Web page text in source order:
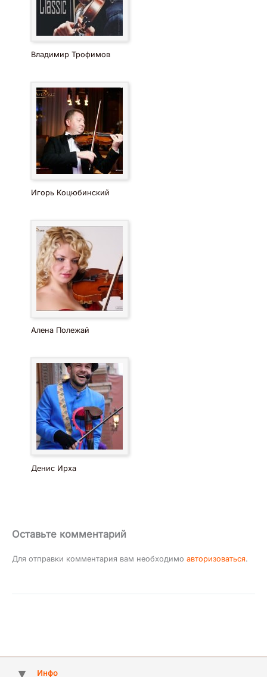
Владимир Трофимов
Игорь Коцюбинский
Алена Полежай
Денис Ирха
Оставьте комментарий
Для отправки комментария вам необходимо авторизоваться.
Инфо